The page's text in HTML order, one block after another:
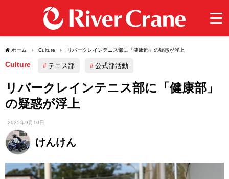
ホーム Culture リバークレインテニス部に「健康部」の疑惑が浮上
Culture テニス部 公式部活動
リバークレインテニス部に「健康部」
の疑惑が浮上
2025年9月10日
けんけん